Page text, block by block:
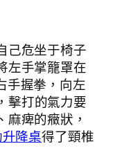
己危坐于椅子
左手掌籠罩在
手握拳，向左
，擊打的氣力要
痺的癥狀，
降桌得了頸椎